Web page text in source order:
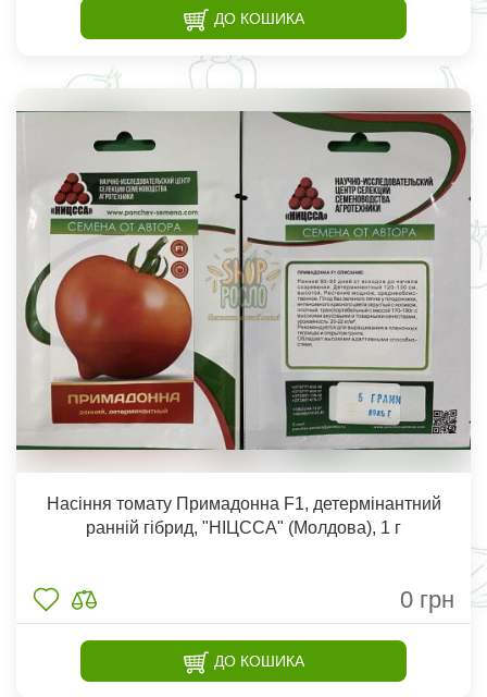
ДО КОШИКА
Насіння томату Примадонна F1, детермінантний
ранній гібрид, "НІЦССА" (Молдова), 1 г
0 грн
ДО КОШИКА